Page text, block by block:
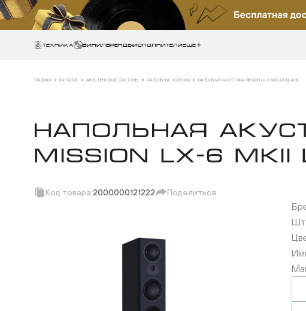
Техника ВИНИЛБРЕНДЫИСПОЛНИТЕЛИЕще
ГЛАВНАЯ КАТАЛОГ АКУСТИЧЕСКИЕ СИСТЕМЫ НАПОЛЬНЫЕ КОЛОНКИ НАПОЛЬНАЯ АКУСТИКА MISSION LX-6 MKII LUX BLACK
НАПОЛЬНАЯ
MISSION LX-6 MKII
Код товара:2000000121222 Поделиться